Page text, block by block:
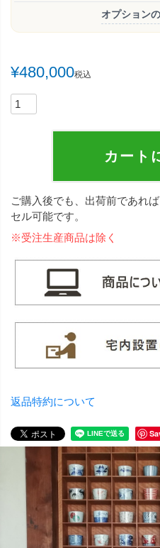
オプション
¥480,000税込
カート
ご購入後でも、出荷前であれ
セル可能です。
※受注生産商品は除く
返品特約について